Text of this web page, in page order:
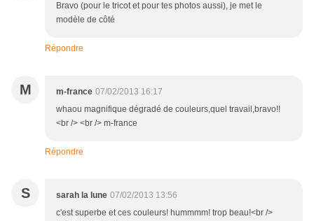
Bravo (pour le tricot et pour tes photos aussi), je met le
modèle de côté
Répondre
M m-france 07/02/2013 16:17
whaou magnifique dégradé de couleurs,quel travail,bravo!!
<br /> <br /> m-france
Répondre
S sarah la lune 07/02/2013 13:56
c'est superbe et ces couleurs! hummmm! trop beau!<br />